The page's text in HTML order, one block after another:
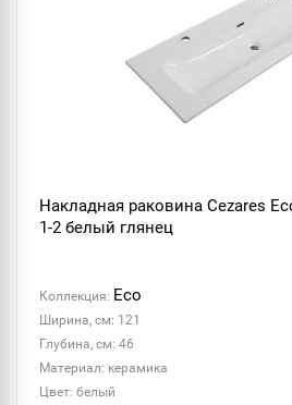
Накладная раковина Cezares
1-2 белый глянец
Коллекция: Eco
Ширина, см: 121
Глубина, см: 46
Материал: керамика
Цвет: белый